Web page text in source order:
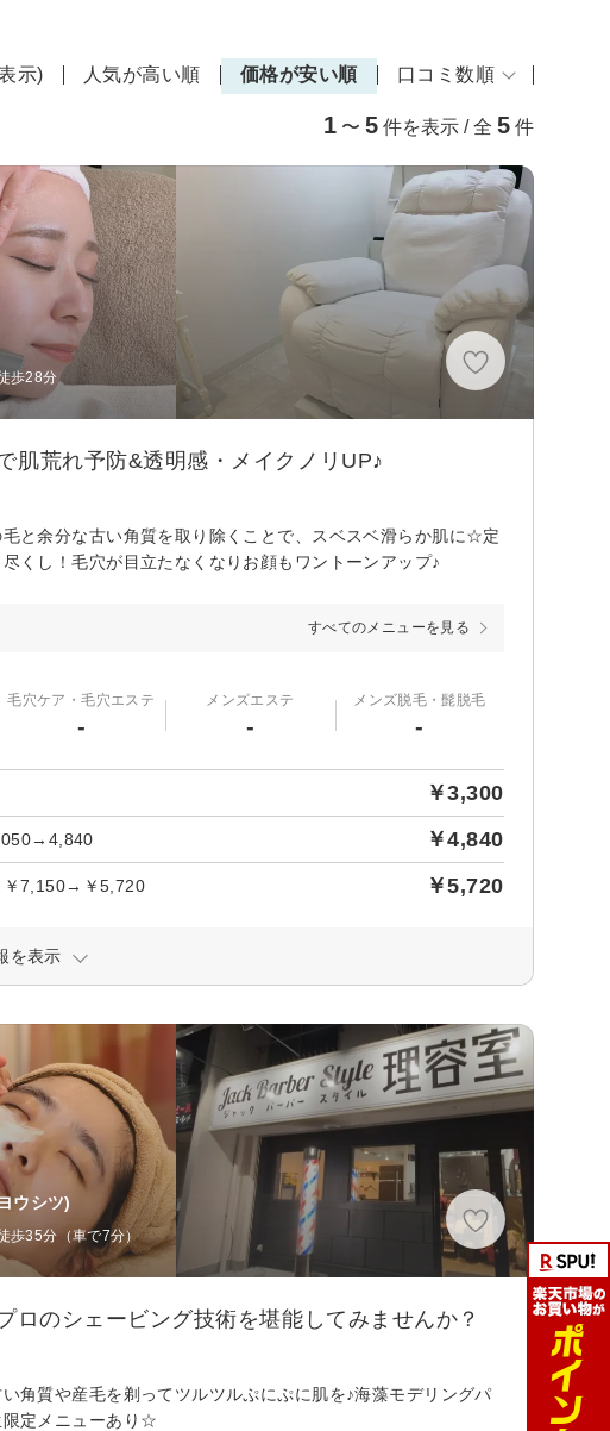
示) 人気が高い順 価格が安い順 口コミ数順
1 〜 5 件を表示 / 全 5 件
歩28分
肌荒れ予防&透明感・メイクノリUP♪
と余分な古い角質を取り除くことで、スベスベ滑らか肌に☆定
くし！毛穴が目立たなくなりお顔もワントーンアップ♪
すべてのメニューを見る
毛穴ケア・毛穴エステ
-
メンズエステ
-
メンズ脱毛・髭脱毛
-
￥3,300
￥4,840
￥7,150→￥5,720 ￥5,720
を表示
ウシツ)
歩35分（車で7分）
のシェービング技術を堪能してみませんか？
角質や産毛を剃ってツルツルぷにぷに肌を♪海藻モデリングパ
限定メニューあり☆